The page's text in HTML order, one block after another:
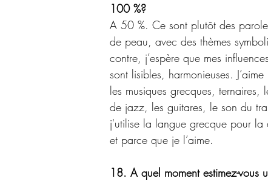
100 %?
A 50 %. Ce sont plutôt des
de peau, avec des thèmes
contre, j’espère que mes
sont lisibles, harmonieuses.
les musiques grecques, ternaires,
de jazz, les guitares, le son du
j'utilise la langue grecque pour la
et parce que je l’aime.
18. A quel moment estimez-vous